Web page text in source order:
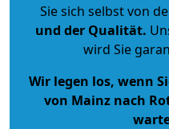
Sie sich selbst von
und der Qualität.
wird Sie
Wir legen los, wenn
von Mainz nach